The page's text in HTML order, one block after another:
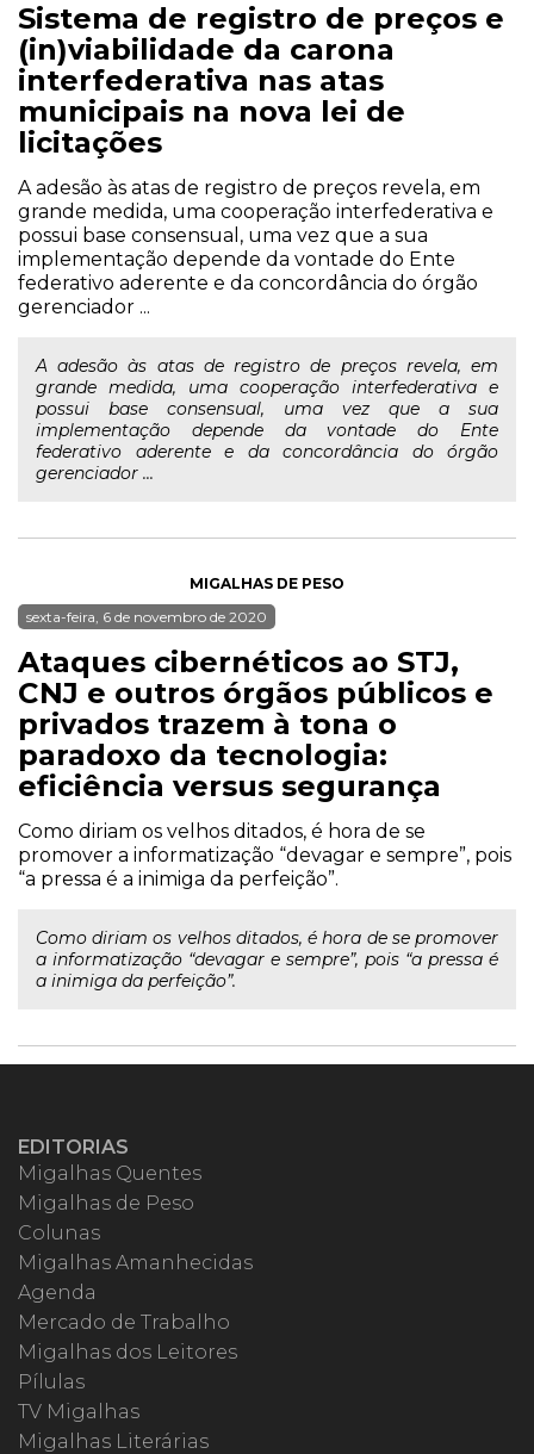
Sistema de registro de preços e
(in)viabilidade da carona
interfederativa nas atas
municipais na nova lei de
licitações
A adesão às atas de registro de preços revela, em
grande medida, uma cooperação interfederativa e
possui base consensual, uma vez que a sua
implementação depende da vontade do Ente
federativo aderente e da concordância do órgão
gerenciador ...
A adesão às atas de registro de preços revela, em
grande medida, uma cooperação interfederativa e
possui base consensual, uma vez que a sua
implementação depende da vontade do Ente
federativo aderente e da concordância do órgão
gerenciador ...
MIGALHAS DE PESO
sexta-feira, 6 de novembro de 2020
Ataques cibernéticos ao STJ,
CNJ e outros órgãos públicos e
privados trazem à tona o
paradoxo da tecnologia:
eficiência versus segurança
Como diriam os velhos ditados, é hora de se
promover a informatização “devagar e sempre”, pois
“a pressa é a inimiga da perfeição”.
Como diriam os velhos ditados, é hora de se promover
a informatização “devagar e sempre”, pois “a pressa é
a inimiga da perfeição”.
EDITORIAS
Migalhas Quentes
Migalhas de Peso
Colunas
Migalhas Amanhecidas
Agenda
Mercado de Trabalho
Migalhas dos Leitores
Pílulas
TV Migalhas
Migalhas Literárias